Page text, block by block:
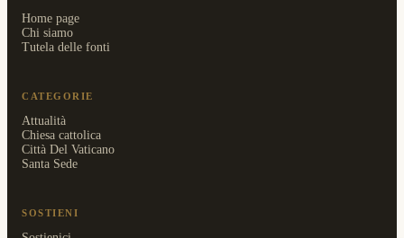
Home page
Chi siamo
Tutela delle fonti
CATEGORIE
Attualità
Chiesa cattolica
Città Del Vaticano
Santa Sede
SOSTIENI